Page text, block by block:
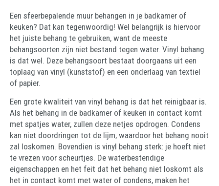
Een sfeerbepalende muur behangen in je badkamer of
keuken? Dat kan tegenwoordig! Wel belangrijk is hiervoor
het juiste behang te gebruiken, want de meeste
behangsoorten zijn niet bestand tegen water. Vinyl behang
is dat wel. Deze behangsoort bestaat doorgaans uit een
toplaag van vinyl (kunststof) en een onderlaag van textiel
of papier.
Een grote kwaliteit van vinyl behang is dat het reinigbaar is.
Als het behang in de badkamer of keuken in contact komt
met spatjes water, zullen deze netjes opdrogen. Condens
kan niet doordringen tot de lijm, waardoor het behang nooit
zal loskomen. Bovendien is vinyl behang sterk: je hoeft niet
te vrezen voor scheurtjes. De waterbestendige
eigenschappen en het feit dat het behang niet loskomt als
het in contact komt met water of condens, maken het